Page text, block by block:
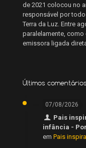
de 2021 colocou no
responsável por
Terra da Luz. Entre
paralelamente, como
emissora ligada
Últimos comentários
07/08/2026
Pais
infância -
em Pais